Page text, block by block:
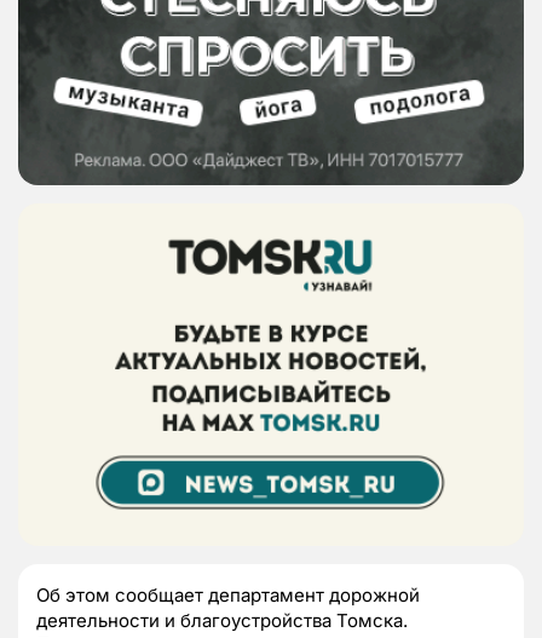
Об этом сообщает департамент дорожной
деятельности и благоустройства Томска.